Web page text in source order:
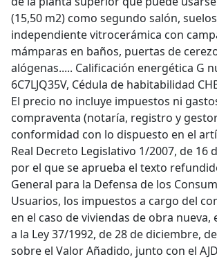
(15,50 m2) como segundo salón,
independiente vitrocerámica con
mámparas en baños, puertas de
alógenas..... Calificación energética G
6C7LJQ35V, Cédula de habitabilidad
El precio no incluye impuestos ni
compraventa (notaría, registro y
conformidad con lo dispuesto en el
Real Decreto Legislativo 1/2007, de 16
por el que se aprueba el texto
General para la Defensa de los
Usuarios, los impuestos a cargo del
en el caso de viviendas de obra nueva,
a la Ley 37/1992, de 28 de diciembre,
sobre el Valor Añadido, junto con el AJD